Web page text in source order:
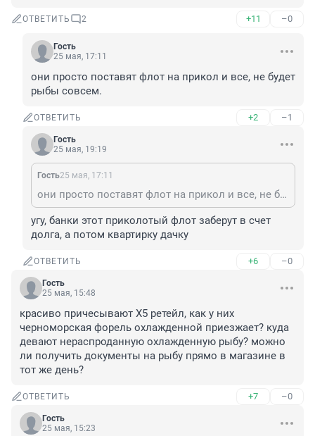
ОТВЕТИТЬ 2 +11 –0
Гость
25 мая, 17:11
они просто поставят флот на прикол и все, не будет
рыбы совсем.
ОТВЕТИТЬ +2 –1
Гость
25 мая, 19:19
Гость25 мая, 17:11
они просто поставят флот на прикол и все, не будет рыбы совсем.
угу, банки этот приколотый флот заберут в счет
долга, а потом квартирку дачку
ОТВЕТИТЬ +6 –0
Гость
25 мая, 15:48
красиво причесывают Х5 ретейл, как у них
черноморская форель охлажденной приезжает? куда
девают нераспроданную охлажденную рыбу? можно
ли получить документы на рыбу прямо в магазине в
тот же день?
ОТВЕТИТЬ +7 –0
Гость
25 мая, 15:23